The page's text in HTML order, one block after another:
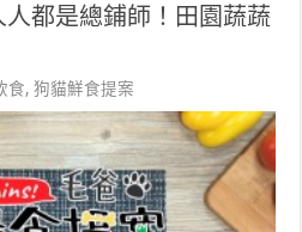
人都是總鋪師！田園蔬蔬
食,狗貓鮮食提案